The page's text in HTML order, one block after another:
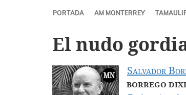
SECCIONES
PORTADA AM MONTERREY
El nudo
Salvador
BORREGO